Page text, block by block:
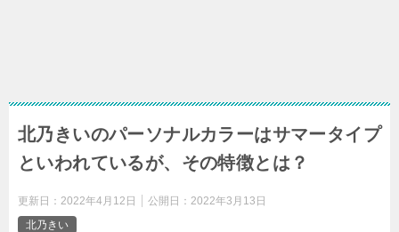
北乃きいのパーソナルカラーはサマータイプ
といわれているが、その特徴とは？
更新日： 2022年4月12日 公開日： 2022年3月13日
北乃きい